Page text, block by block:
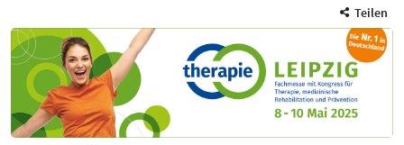
Teilen